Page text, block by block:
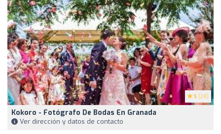
5 (28)
Kokoro - Fotógrafo De Bodas En Granada
Ver dirección y datos de contacto